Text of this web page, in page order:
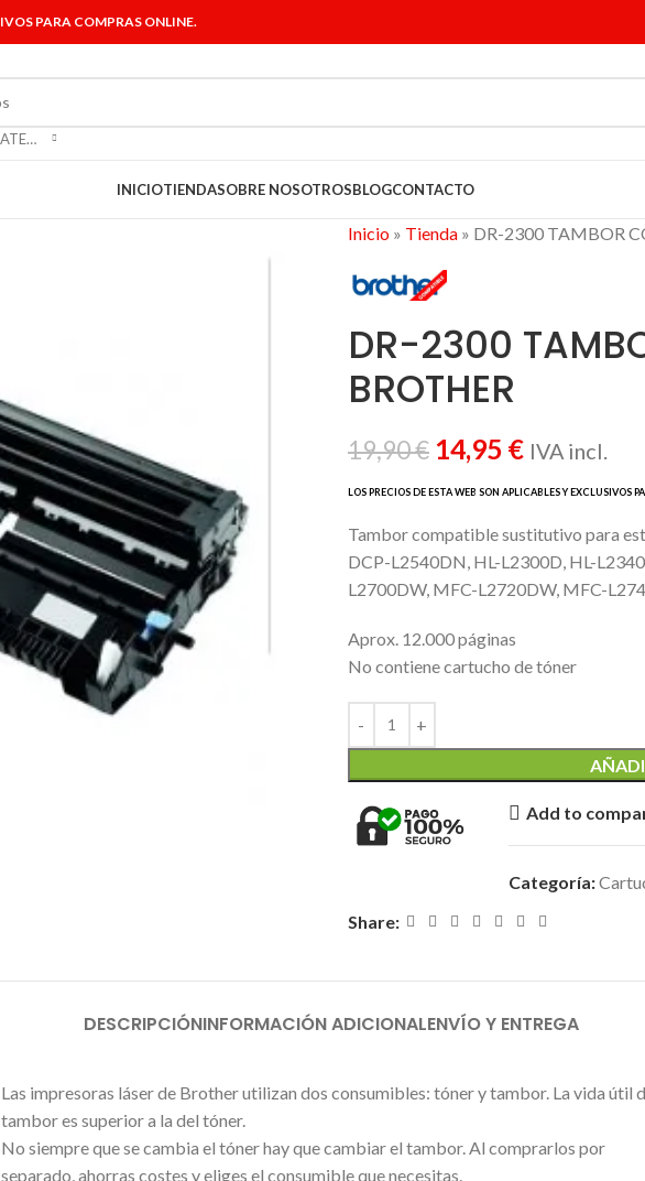
PARA COMPRAS ONLINE.
SELECCIONA UNA CATEGORÍA
INICIOTIENDASOBRE NOSOTROSBLOGCONTACTO
Inicio» Tienda» DR-2300 TAMBOR
DR-2300
BROTHER
19,90€ 14,95 € IVA incl.
Tambor compatible sustitutivo para
DCP-L2540DN, HL-L2300D, HL-
L2700DW, MFC-L2720DW, MFC-
Aprox. 12.000 páginas
No contiene cartucho de tóner
Add to
Categoría:
Share:
DESCRIPCIÓNINFORMACIÓN ADICIONALENVÍO Y ENTREGA
Las impresoras láser de Brother utilizan dos consumibles: tóner y tambor. La vida útil
tambor es superior a la del tóner.
No siempre que se cambia el tóner hay que cambiar el tambor. Al comprarlos por
separado, ahorras costes y eliges el consumible que necesitas.